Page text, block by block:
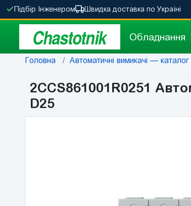
Підбір Інженером Швидка доставка по Україні
Chastotnik Обладнання
Головна Автоматичні вимикачі —
2CCS861001R0251
D25